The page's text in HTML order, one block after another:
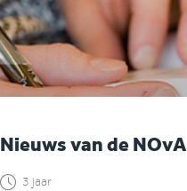
Nieuws van de NOvA
3 jaar